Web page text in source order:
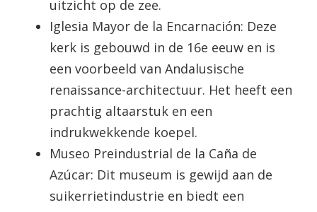
uitzicht op de zee.
Iglesia Mayor de la Encarnación: Deze
kerk is gebouwd in de 16e eeuw en is
een voorbeeld van Andalusische
renaissance-architectuur. Het heeft een
prachtig altaarstuk en een
indrukwekkende koepel.
Museo Preindustrial de la Caña de
Azúcar: Dit museum is gewijd aan de
suikerrietindustrie en biedt een